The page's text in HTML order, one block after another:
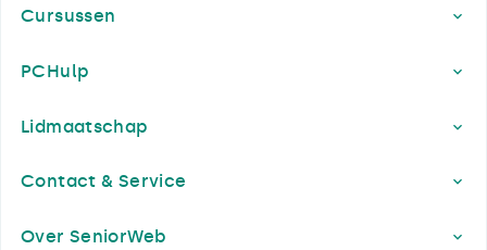
Cursussen
PCHulp
Lidmaatschap
Contact & Service
Over SeniorWeb